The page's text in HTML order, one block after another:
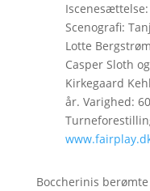
Scenografi:
Lotte
Casper Sloth
Kirkegaard
år. Varighed:
Boccherinis